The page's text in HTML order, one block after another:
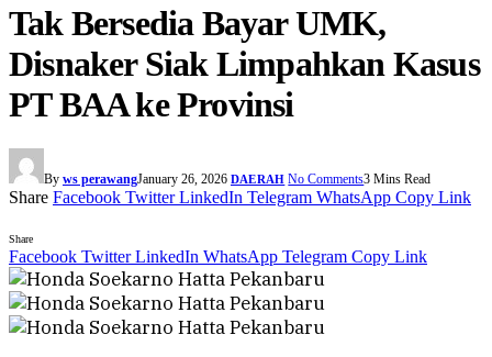
Tak Bersedia Bayar UMK,
Disnaker Siak Limpahkan Kasus
PT BAA ke Provinsi
By ws perawangJanuary 26, 2026 DAERAH No Comments3 Mins Read
Share Facebook Twitter LinkedIn Telegram WhatsApp Copy Link
Share
Facebook Twitter LinkedIn WhatsApp Telegram Copy Link